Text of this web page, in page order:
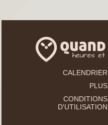
CALENDRIER
PLUS
CONDITIONS
D'UTILISATION